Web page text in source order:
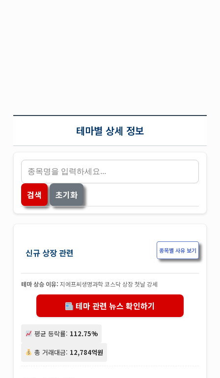
테마별 상세 정보
검색 초기화
신규 상장 관련 종목별 사유 보기
테마 상승 이유: 지에프씨생명과학 코스닥 상장 첫날 강세
테마 관련 뉴스 확인하기
평균 등락률: 112.75%
총 거래대금: 12,784억원